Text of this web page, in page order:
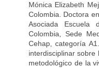
Mónica Elizabeth
Colombia. Doctora
Asociada Escuela
Colombia, Sede
Cehap, categoría
interdisciplinar
metodológico de la